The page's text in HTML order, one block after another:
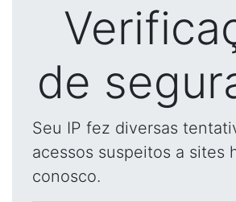
de
Seu IP fez diversas
acessos suspeitos a sites
conosco.